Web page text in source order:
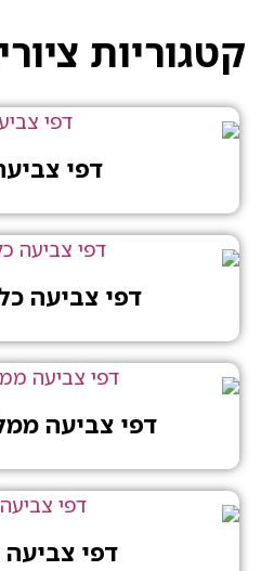
קטגוריות
דפי
דפי צביעה
דפי צביעה
דפי